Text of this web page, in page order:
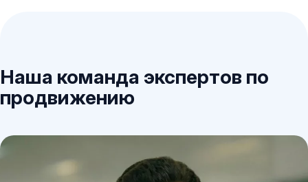
Наша команда экспертов по
продвижению